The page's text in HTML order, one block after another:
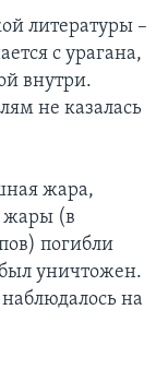
литературы –
с урагана,
внутри.
не казалась
жара,
жары (в
погибли
уничтожен.
на